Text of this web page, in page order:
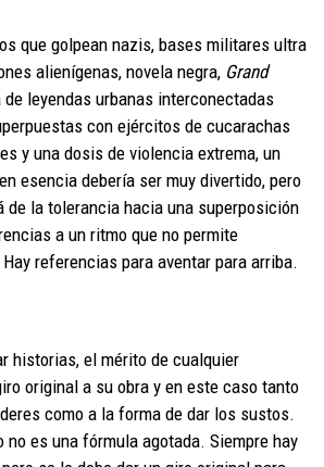
que golpean nazis, bases militares ultra
alienígenas, novela negra, Grand
de leyendas urbanas interconectadas
con ejércitos de cucarachas
y una dosis de violencia extrema, un
esencia debería ser muy divertido, pero
de la tolerancia hacia una superposición
a un ritmo que no permite
referencias para aventar para arriba.
historias, el mérito de cualquier
original a su obra y en este caso tanto
como a la forma de dar los sustos.
no es una fórmula agotada. Siempre hay